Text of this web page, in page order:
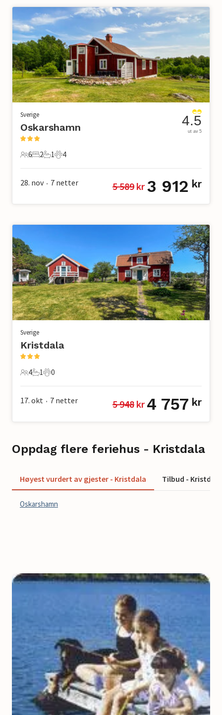
Sverige
Oskarshamn
6 Gjester
6
2 Soverom
2
1 Bad
1
4 Kjæledyr
4
4.5
ut av 5
28. nov • 7 netter 5 589 kr 3 912 kr
Sverige
Kristdala
4 Gjester
4
1 Bad
1
0 Kjæledyr
0
17. okt • 7 netter 5 948 kr 4 757 kr
Oppdag flere feriehus - Kristdala
Høyest vurdert av gjester - Kristdala Tilbud - Kristdala
Oskarshamn